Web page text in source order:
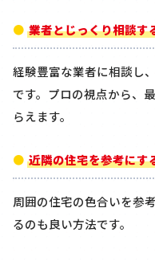
業者とじっくり相談す
経験豊富な業者に相談し
です。プロの視点から、
らえます。
近隣の住宅を参考にす
周囲の住宅の色合いを参
るのも良い方法です。